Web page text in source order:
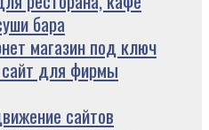
бара
магазин под ключ
для фирмы
сайтов